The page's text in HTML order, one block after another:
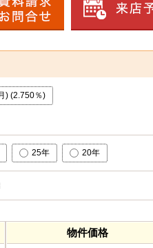
) (2.750％)
25年 20年
物件価格